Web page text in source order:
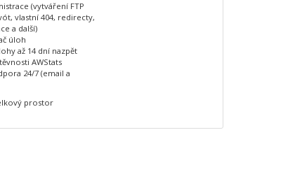
(vytváření FTP
vlastní 404, redirecty,
a další)
úloh
až 14 dní nazpět
AWStats
24/7 (email a
prostor